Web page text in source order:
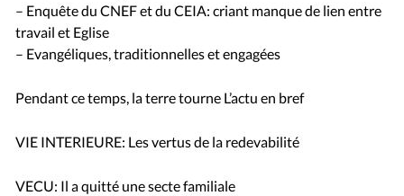
– Enquête du CNEF et du CEIA: criant manque de lien entre
travail et Eglise
– Evangéliques, traditionnelles et engagées
Pendant ce temps, la terre tourne L’actu en bref
VIE INTERIEURE: Les vertus de la redevabilité
VECU: Il a quitté une secte familiale